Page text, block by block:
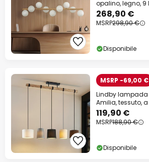
opalino, legno, 9
268,90 €
MSRP298,90 €
Disponibile
MSRP -69,00 €
Lindby
Amilia, tessuto,
E27
119,90 €
MSRP188,90 €
Disponibile